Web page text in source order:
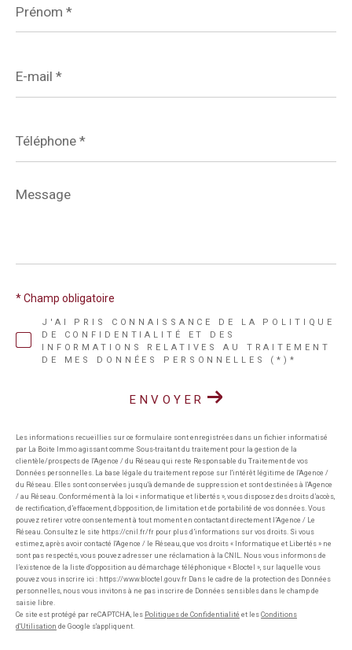
*
mail
*
*
Message
*
J'AI PRIS CONNAISSANCE DE LA POLITIQUE
DE CONFIDENTIALITÉ ET DES
INFORMATIONS RELATIVES AU TRAITEMENT
DE MES DONNÉES PERSONNELLES (*)*
* Champ obligatoire
ENVOYER
Les informations recueillies sur ce formulaire sont enregistrées dans un fichier informatisé
par La Boite Immo agissant comme Sous-traitant du traitement pour la gestion de la
clientèle/prospects de l'Agence / du Réseau qui reste Responsable du Traitement de vos
Données personnelles. La base légale du traitement repose sur l'intérêt légitime de l'Agence /
du Réseau. Elles sont conservées jusqu'à demande de suppression et sont destinées à l'Agence
/ au Réseau. Conformément à la loi « informatique et libertés », vous disposez des droits d’accès,
de rectification, d’effacement, d’opposition, de limitation et de portabilité de vos données. Vous
pouvez retirer votre consentement à tout moment en contactant directement l’Agence / Le
Réseau. Consultez le site https://cnil.fr/fr pour plus d’informations sur vos droits. Si vous
estimez, après avoir contacté l'Agence / le Réseau, que vos droits « Informatique et Libertés » ne
sont pas respectés, vous pouvez adresser une réclamation à la CNIL. Nous vous informons de
l’existence de la liste d'opposition au démarchage téléphonique « Bloctel », sur laquelle vous
pouvez vous inscrire ici : https://www.bloctel.gouv.fr Dans le cadre de la protection des Données
personnelles, nous vous invitons à ne pas inscrire de Données sensibles dans le champ de
saisie libre.
Ce site est protégé par reCAPTCHA, les Politiques de Confidentialité et les Conditions
d'Utilisation de Google s'appliquent.